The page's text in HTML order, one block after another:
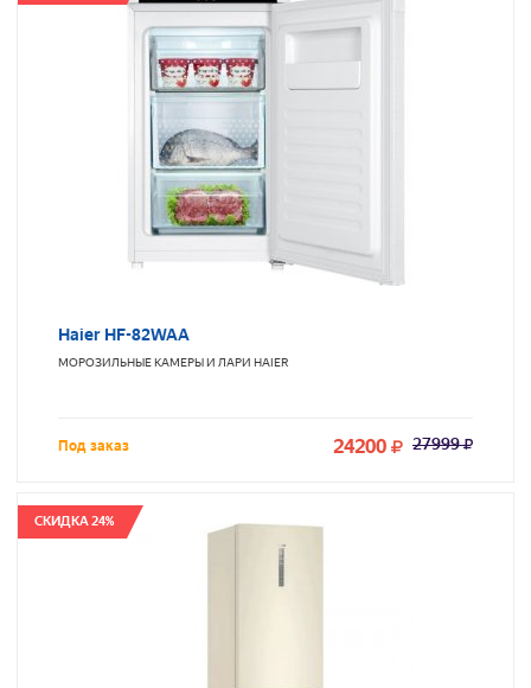
Haier HF-82WAA
МОРОЗИЛЬНЫЕ КАМЕРЫ И ЛАРИ HAIER
Под заказ 24200 27999
СКИДКА 24%